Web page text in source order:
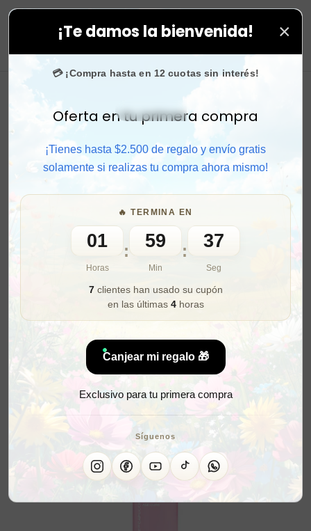
¡Te damos la bienvenida! ×
💳 ¡Compra hasta en 12 cuotas sin interés!
Activar sonido
Oferta en tu primera compra
¡Tienes hasta $2.500 de regalo y envío gratis
solamente si realizas tu compra ahora mismo!
🔥 TERMINA EN
01
Horas
: 59
Min
: 35
Seg
7clientes han usado su cupón
en las últimas 4horas
Canjear mi regalo 🎁
Exclusivo para tu primera compra
Síguenos
⚡ Compra rápido y aprovecha. 💙 +50.000